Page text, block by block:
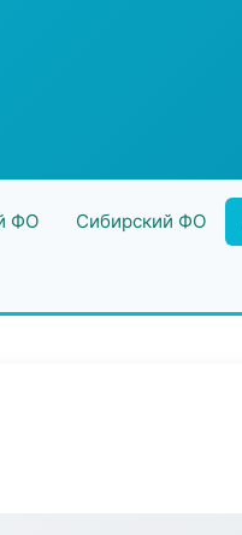
ФО Сибирский ФО